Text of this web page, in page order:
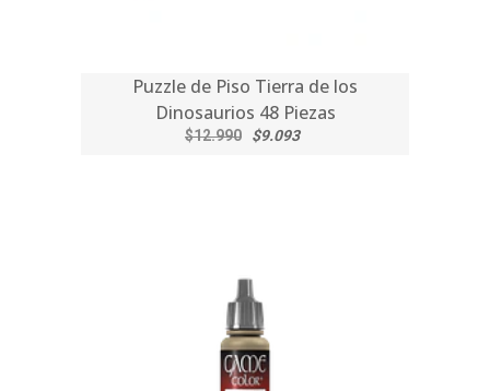
Puzzle de Piso Tierra de los
Dinosaurios 48 Piezas
$12.990 $9.093